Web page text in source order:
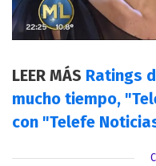
LEER MÁS Ratings
mucho tiempo,
con "Telefe